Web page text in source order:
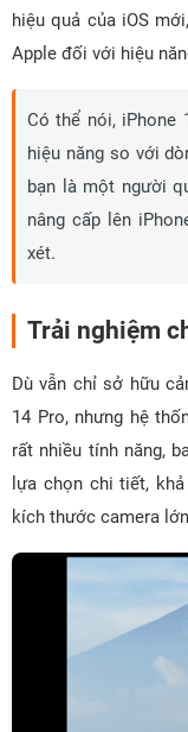
hiệu quả của iOS
Apple đối với hiệu
Có thể nói, iPhone
hiệu năng so với
bạn là một người
nâng cấp lên
xét.
Trải nghiệm
Dù vẫn chỉ sở hữu
14 Pro, nhưng hệ
rất nhiều tính năng,
lựa chọn chi tiết,
kích thước camera